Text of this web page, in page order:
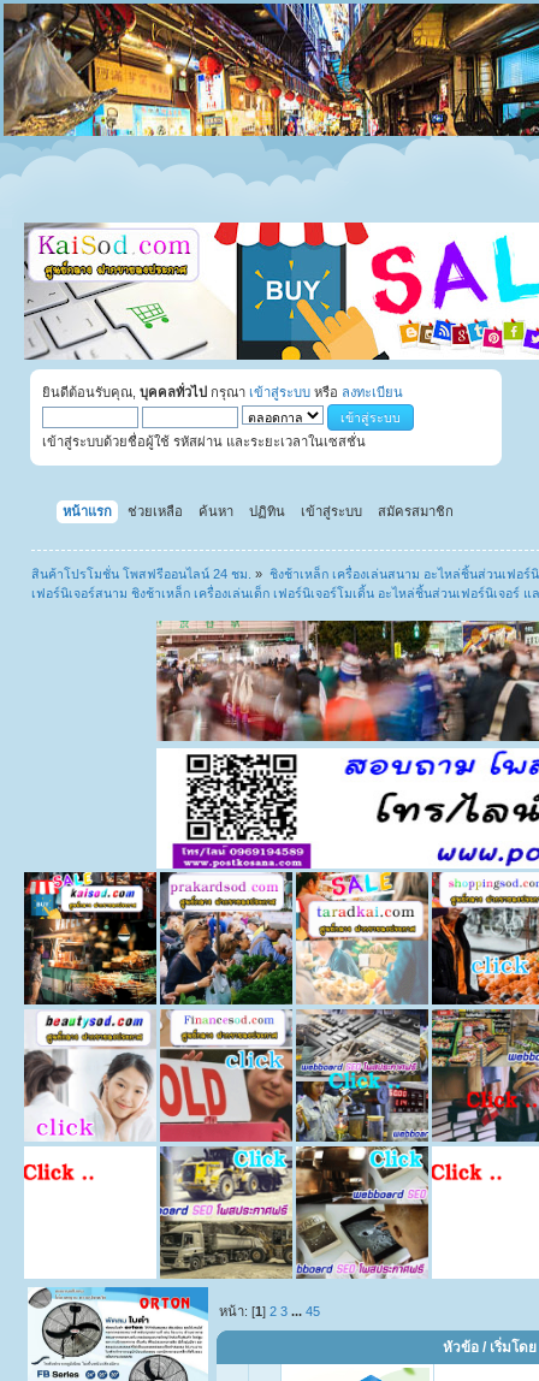
ยินดีต้อนรับคุณ, บุคคลทั่วไป กรุณา เข้าสู่ระบบ หรือ ลงทะเบียน
เข้าสู่ระบบด้วยชื่อผู้ใช้ รหัสผ่าน และระยะเวลาในเซสชั่น
หน้าแรก ช่วยเหลือ ค้นหา ปฏิทิน เข้าสู่ระบบ สมัครสมาชิก
สินค้าโปรโมชั่น โพสฟรีออนไลน์ 24 ชม. » ชิงช้าเหล็ก เครื่องเล่นสนาม อะไหล่ชิ้นส่วนเฟอร์
เฟอร์นิเจอร์สนาม ชิงช้าเหล็ก เครื่องเล่นเด็ก เฟอร์นิเจอร์โมเดิ้น อะไหล่ชิ้นส่วนเฟอร์นิเจอร์
หน้า: [1]2 3 ...45
หัวข้อ / เริ่มโดย